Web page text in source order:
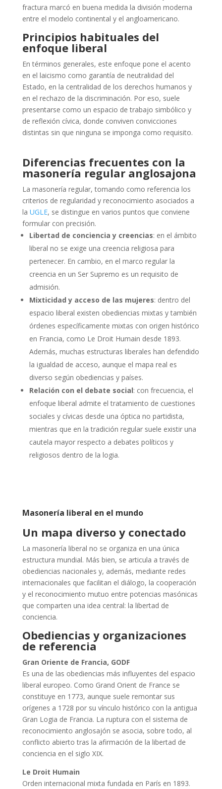
fractura marcó en buena medida la división moderna
entre el modelo continental y el angloamericano.
Principios habituales del
enfoque liberal
En términos generales, este enfoque pone el acento
en el laicismo como garantía de neutralidad del
Estado, en la centralidad de los derechos humanos y
en el rechazo de la discriminación. Por eso, suele
presentarse como un espacio de trabajo simbólico y
de reflexión cívica, donde conviven convicciones
distintas sin que ninguna se imponga como requisito.
Diferencias frecuentes con la
masonería regular anglosajona
La masonería regular, tomando como referencia los
criterios de regularidad y reconocimiento asociados a
la UGLE, se distingue en varios puntos que conviene
formular con precisión.
Libertad de conciencia y creencias: en el ámbito
liberal no se exige una creencia religiosa para
pertenecer. En cambio, en el marco regular la
creencia en un Ser Supremo es un requisito de
admisión.
Mixticidad y acceso de las mujeres: dentro del
espacio liberal existen obediencias mixtas y también
órdenes específicamente mixtas con origen histórico
en Francia, como Le Droit Humain desde 1893.
Además, muchas estructuras liberales han defendido
la igualdad de acceso, aunque el mapa real es
diverso según obediencias y países.
Relación con el debate social: con frecuencia, el
enfoque liberal admite el tratamiento de cuestiones
sociales y cívicas desde una óptica no partidista,
mientras que en la tradición regular suele existir una
cautela mayor respecto a debates políticos y
religiosos dentro de la logia.
Masonería liberal en el mundo
Un mapa diverso y conectado
La masonería liberal no se organiza en una única
estructura mundial. Más bien, se articula a través de
obediencias nacionales y, además, mediante redes
internacionales que facilitan el diálogo, la cooperación
y el reconocimiento mutuo entre potencias masónicas
que comparten una idea central: la libertad de
conciencia.
Obediencias y organizaciones
de referencia
Gran Oriente de Francia, GODF
Es una de las obediencias más influyentes del espacio
liberal europeo. Como Grand Orient de France se
constituye en 1773, aunque suele remontar sus
orígenes a 1728 por su vínculo histórico con la antigua
Gran Logia de Francia. La ruptura con el sistema de
reconocimiento anglosajón se asocia, sobre todo, al
conflicto abierto tras la afirmación de la libertad de
conciencia en el siglo XIX.
Le Droit Humain
Orden internacional mixta fundada en París en 1893.